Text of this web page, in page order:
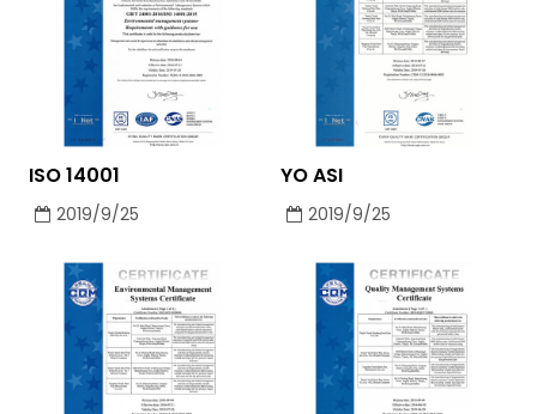
ISO 14001
2019/9/25
YO ASI
2019/9/25